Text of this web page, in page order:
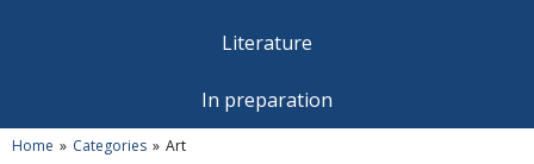
Literature
In preparation
Home Categories Art